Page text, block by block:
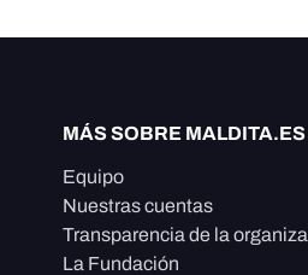
MÁS SOBRE MALDITA.ES
Equipo
Nuestras cuentas
Transparencia de la
La Fundación